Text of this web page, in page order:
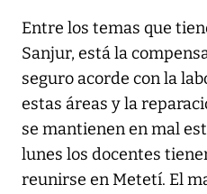
Entre los temas que
Sanjur, está la
seguro acorde con la
estas áreas y la
se mantienen en mal
lunes los docentes
reunirse en Metetí. El